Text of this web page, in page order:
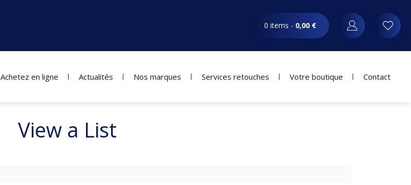
0 items - 0,00 €
Achetez en ligne Actualités Nos marques Services retouches Votre boutique Contact
View a List